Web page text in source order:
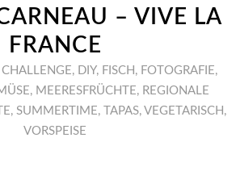
– VIVE LA
FRANCE
CHALLENGE, DIY, FISCH , FOTOGRAFIE,
, MEERESFRÜCHTE, REGIONALE
, SUMMERTIME, TAPAS, VEGETARISCH ,
VORSPEISE